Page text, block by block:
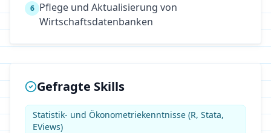
6 Pflege und Aktualisierung von
Wirtschaftsdatenbanken
Gefragte Skills
Statistik- und Ökonometriekenntnisse (R, Stata,
EViews)